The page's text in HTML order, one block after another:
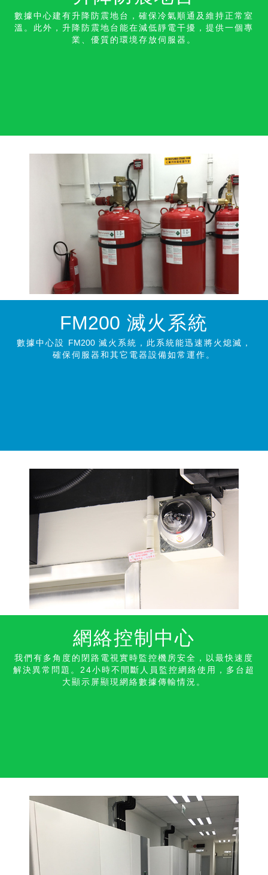
數據中心建有升降防震地台，確保冷氣順通及維持正常室
溫。此外，升降防震地台能在減低靜電干擾，提供一個專
業、優質的環境存放伺服器。
FM200 滅火系統
數據中心設 FM200滅火系統，此系統能迅速將火熄滅，
確保伺服器和其它電器設備如常運作。
網絡控制中心
我們有多角度的閉路電視實時監控機房安全，以最快速度
解決異常問題。24小時不間斷人員監控網絡使用，多台超
大顯示屏顯現網絡數據傳輸情況。